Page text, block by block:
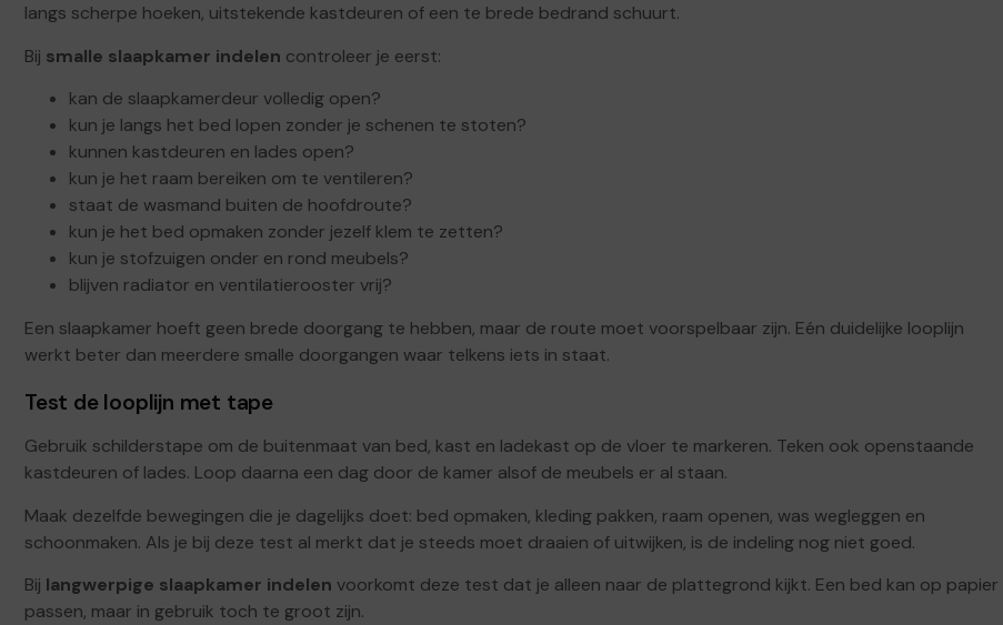
langs scherpe hoeken, uitstekende kastdeuren of een te brede bedrand schuurt.
Bij smalle slaapkamer indelen controleer je eerst:
kan de slaapkamerdeur volledig open?
kun je langs het bed lopen zonder je schenen te stoten?
kunnen kastdeuren en lades open?
kun je het raam bereiken om te ventileren?
staat de wasmand buiten de hoofdroute?
kun je het bed opmaken zonder jezelf klem te zetten?
kun je stofzuigen onder en rond meubels?
blijven radiator en ventilatierooster vrij?
Een slaapkamer hoeft geen brede doorgang te hebben, maar de route moet voorspelbaar zijn. Eén duidelijke looplijn
werkt beter dan meerdere smalle doorgangen waar telkens iets in staat.
Test de looplijn met tape
Gebruik schilderstape om de buitenmaat van bed, kast en ladekast op de vloer te markeren. Teken ook openstaande
kastdeuren of lades. Loop daarna een dag door de kamer alsof de meubels er al staan.
Maak dezelfde bewegingen die je dagelijks doet: bed opmaken, kleding pakken, raam openen, was wegleggen en
schoonmaken. Als je bij deze test al merkt dat je steeds moet draaien of uitwijken, is de indeling nog niet goed.
Bij langwerpige slaapkamer indelen voorkomt deze test dat je alleen naar de plattegrond kijkt. Een bed kan op papier
passen, maar in gebruik toch te groot zijn.